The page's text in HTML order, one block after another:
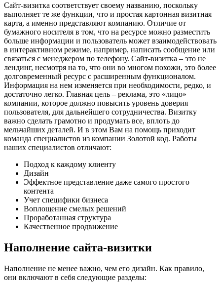
Сайт-визитка соответствует своему названию, поскольку
выполняет те же функции, что и простая картонная визитная
карта, а именно представляют компанию. Отличие от
бумажного носителя в том, что на ресурсе можно разместить
больше информации и пользователь может взаимодействовать
в интерактивном режиме, например, написать сообщение или
связаться с менеджером по телефону. Сайт-визитка – это не
лендинг, несмотря на то, что они во многом похожи, это более
долговременный ресурс с расширенным функционалом.
Информация на нем изменяется при необходимости, редко, и
достаточно легко. Главная цель – реклама, это «лицо»
компании, которое должно повысить уровень доверия
пользователя, для дальнейшего сотрудничества. Визитку
важно сделать грамотно и продумать все, вплоть до
мельчайших деталей. И в этом Вам на помощь приходит
команда специалистов из компании Золотой код. Работы
наших специалистов отличают:
Подход к каждому клиенту
Дизайн
Эффектное представление даже самого простого
контента
Учет специфики бизнеса
Воплощение смелых решений
Проработанная структура
Качественное продвижение
Наполнение сайта-визитки
Наполнение не менее важно, чем его дизайн. Как правило,
они включают в себя следующие разделы: